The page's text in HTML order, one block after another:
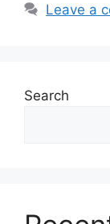
Leave a
Search